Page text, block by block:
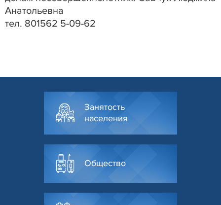
Анатольевна
тел. 801562 5-09-62
Занятость
населения
Общество